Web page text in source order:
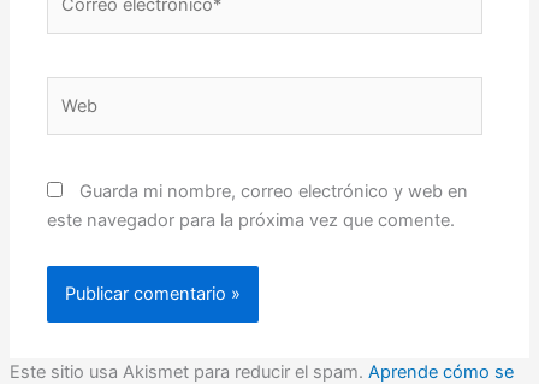
Guarda mi nombre, correo electrónico y web en
este navegador para la próxima vez que comente.
Este sitio usa Akismet para reducir el spam. Aprende cómo se